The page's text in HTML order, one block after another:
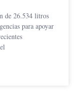
de 26.534 litros
para apoyar